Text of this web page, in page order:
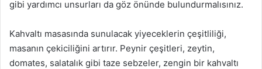
gibi yardımcı unsurları da göz önünde bulundurmalısınız.
Kahvaltı masasında sunulacak yiyeceklerin çeşitliliği,
masanın çekiciliğini artırır. Peynir çeşitleri, zeytin,
domates, salatalık gibi taze sebzeler, zengin bir kahvaltı